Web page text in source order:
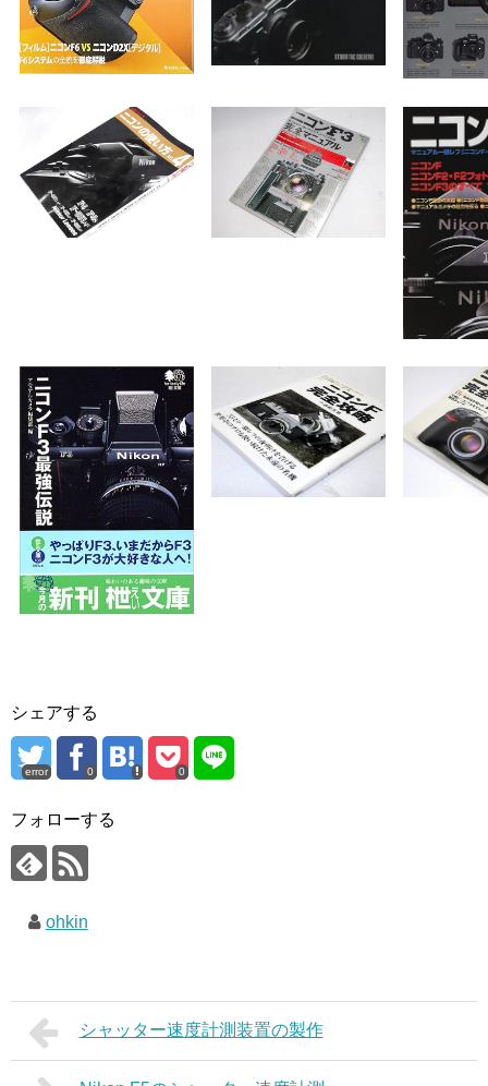
シェアする
error 0 0
フォローする
ohkin
シャッター速度計測装置の製作